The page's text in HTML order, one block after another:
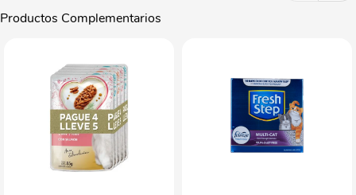
Productos Complementarios